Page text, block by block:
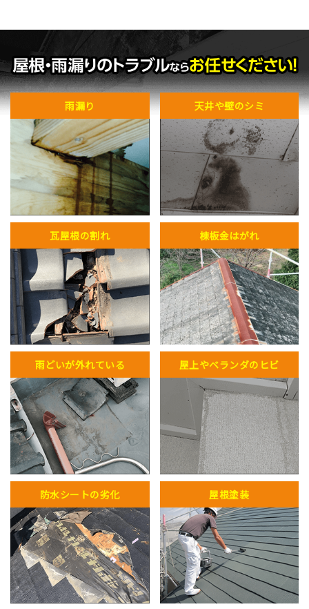
雨漏り 天井や壁のシミ
瓦屋根の割れ 棟板金はがれ
雨どいが外れている 屋上やベランダのヒビ
防水シートの劣化 屋根塗装